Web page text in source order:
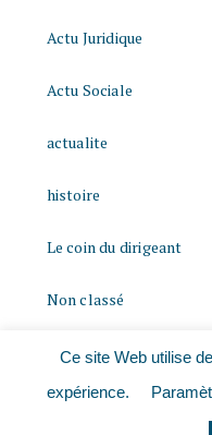
Actu Juridique
Actu Sociale
actualite
histoire
Le coin du dirigeant
Non classé
quizz
Ce site Web utilise
expérience.